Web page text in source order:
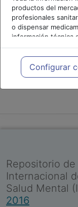
productos del
profesionales
o dispensar
información técnica
meramente
profesionales
cada caso
necesidades del
Configurar
Repositorio
Internacional
Salud Mental
2016